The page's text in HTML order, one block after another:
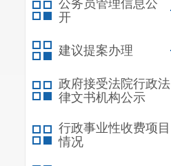
公务员管理信息公
开
建议提案办理
政府接受法院行政法
律文书机构公示
行政事业性收费项目
情况